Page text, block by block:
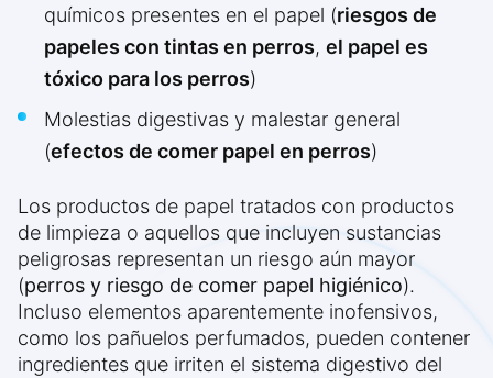
químicos presentes en el papel (riesgos de
papeles con tintas en perros, el papel es
tóxico para los perros)
Molestias digestivas y malestar general
(efectos de comer papel en perros)
Los productos de papel tratados con productos
de limpieza o aquellos que incluyen sustancias
peligrosas representan un riesgo aún mayor
(perros y riesgo de comer papel higiénico).
Incluso elementos aparentemente inofensivos,
como los pañuelos perfumados, pueden contener
ingredientes que irriten el sistema digestivo del